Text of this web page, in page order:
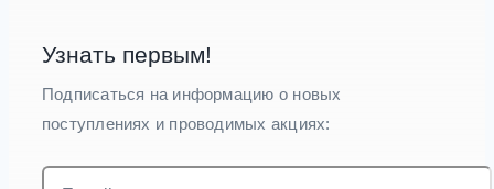
Узнать первым!
Подписаться на информацию о новых
поступлениях и проводимых акциях: